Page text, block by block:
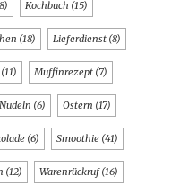
Kochbuch (15)
(18) Lieferdienst (8)
(11) Muffinrezept (7)
Nudeln (6) Ostern (17)
(6) Smoothie (41)
(12) Warenrückruf(16)